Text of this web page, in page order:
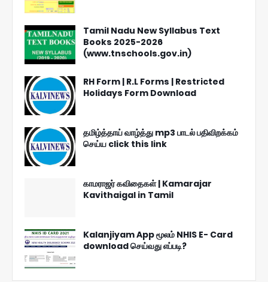
Tamil Nadu New Syllabus Text
Books 2025-2026
(www.tnschools.gov.in)
RH Form | R.L Forms | Restricted
Holidays Form Download
தமிழ்த்தாய் வாழ்த்து mp3 பாடல் பதிவிறக்கம்
செய்ய click this link
காமராஜர் கவிதைகள் | Kamarajar
Kavithaigal in Tamil
Kalanjiyam App மூலம் NHIS E- Card
download செய்வது எப்படி?